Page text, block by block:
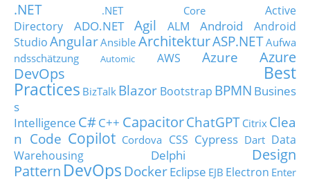
.NET .NET Core
Active
Directory
ADO.NET Agil ALM Android
Android
StudioAngularAnsible ArchitekturASP.NETAufwa
ndsschätzung
Automic AWS Azure
Azure
DevOps
Best
Practices BizTalk Blazor Bootstrap BPMN Busines
s
Intelligence C#C++ CapacitorChatGPT Citrix Clea
n Code Copilot Cordova CSS Cypress Dart Data
Warehousing
Delphi
Design
Pattern DevOps DockerEclipse EJB Electron Enter